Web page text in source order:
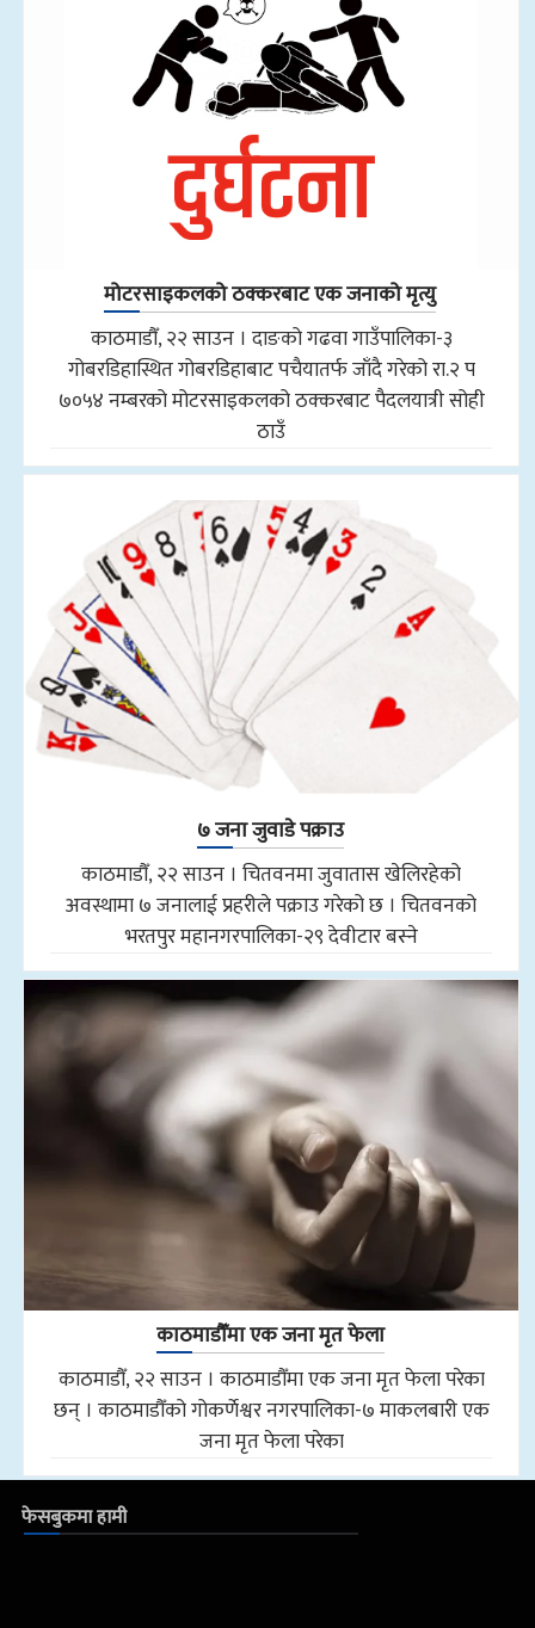
मोटरसाइकलको ठक्करबाट एक जनाको मृत्यु
काठमाडौँ, २२ साउन । दाङको गढवा गाउँपालिका-३
गोबरडिहास्थित गोबरडिहाबाट पचैयातर्फ जाँदै गरेको रा.२ प
७०५४ नम्बरको मोटरसाइकलको ठक्करबाट पैदलयात्री सोही
ठाउँ
७ जना जुवाडे पक्राउ
काठमाडौँ, २२ साउन । चितवनमा जुवातास खेलिरहेको
अवस्थामा ७ जनालाई प्रहरीले पक्राउ गरेको छ । चितवनको
भरतपुर महानगरपालिका-२९ देवीटार बस्ने
काठमाडौँमा एक जना मृत फेला
काठमाडौँ, २२ साउन । काठमाडौँमा एक जना मृत फेला परेका
छन् । काठमाडौँको गोकर्णेश्वर नगरपालिका-७ माकलबारी एक
जना मृत फेला परेका
फेसबुकमा हामी